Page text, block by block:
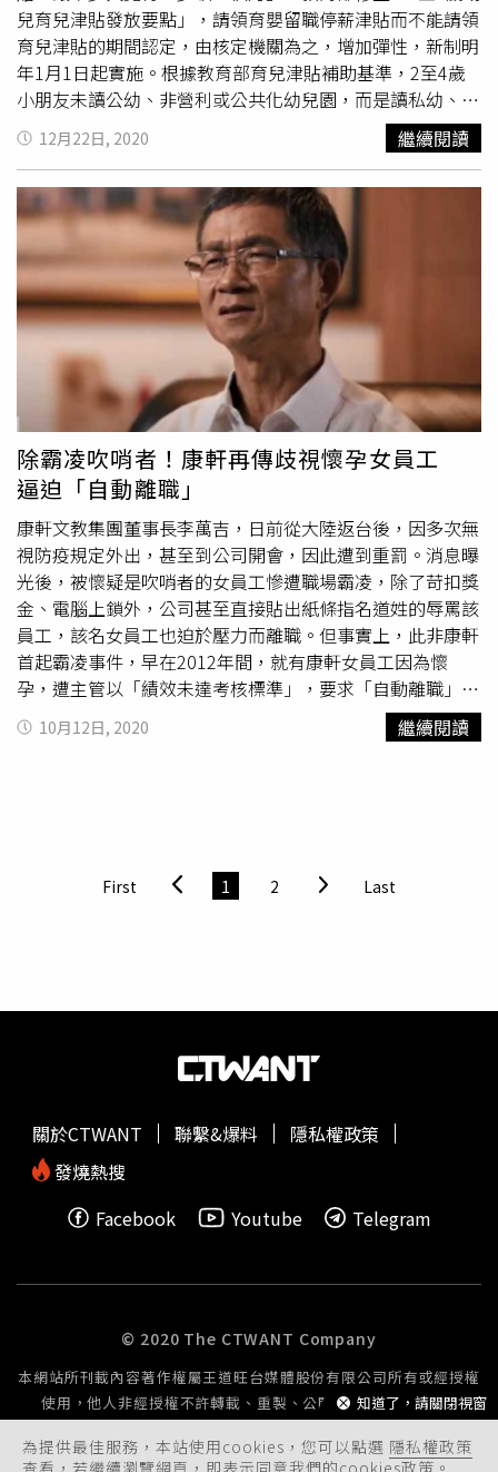
貼」，給予雙薪家庭夫妻多一種選擇，藉此舒緩育嬰壓力，
讓政府照顧雙薪家庭的美意不再打折扣。
兒育兒津貼發放要點」，請領育嬰留職停薪津貼而不能請領
育兒津貼的期間認定，由核定機關為之，增加彈性，新制明
年1月1日起實施。根據教育部育兒津貼補助基準，2至4歲
小朋友未讀公幼、非營利或公共化幼兒園，而是讀私幼、父
母自己帶或請保母帶，政府每月給予2500元育兒津貼。同
時，幼兒父、母或監護人於領取照顧該名幼兒之育嬰留職停
問題，2至4歲育兒津貼以月為核算單位，實務上民眾請領津
貼當月如有一天領取育嬰留職停薪津貼，即無法同時領取育
兒津貼，例如，民眾依規定申請最長合計6個月之育嬰留職
停薪津貼(如4月至9月)，若實際領取區間為4月9日至10月9
日，則4月至10月（計7個月）均無法領取育兒津貼，可說
少領了1個月2500元的津貼。教育部因此修正「2至4歲幼兒
育兒津貼發放要點」，明定因請領育嬰留職停薪津貼致不得
請領育兒津貼之期間以不超過6個月為限，且考量育嬰津貼
可一次、分次或追溯請領，其申領樣態多元，由核定機關
（指鄉鎮市區公所）視個案認定之。此外，為簡政便民，教
育部2至4歲育兒津貼自明年1月起增加線上申辦功能，提供
民眾多元申請方式。民眾除了原先的郵寄、親送外，還可至
教育部指定的資訊網站採網路線上申辦方式，向幼兒戶籍地
之核定機關提出。
12月22日, 2020 繼續閱讀
除霸凌吹哨者！康軒再傳歧視懷孕女員工
逼迫「自動離職」
康軒文教集團董事長李萬吉，日前從大陸返台後，因多次無
視防疫規定外出，甚至到公司開會，因此遭到重罰。消息曝
光後，被懷疑是吹哨者的女員工慘遭職場霸凌，除了苛扣獎
金、電腦上鎖外，公司甚至直接貼出紙條指名道姓的辱罵該
員工，該名女員工也迫於壓力而離職。但事實上，此非康軒
首起霸凌事件，早在2012年間，就有康軒女員工因為懷
孕，遭主管以「績效未達考核標準」，要求「自動離職」。
根據判決書指出，一名陳姓女員工自2010年任職於康軒文
教集團，她在懷孕三個月時主動向主管通報，即便是在懷孕
女被醫生診斷出有早產跡象，為此，陳女提出產假申請，卻
遭主管駁回，或是同意她休產假，但產假結束後要回來辦理
他們要求陳女一定要選擇「自動離職」或「資遣」，否則不
倒，緊急被送往耕莘醫院急救，後來又因併發癲癇，轉送往
萬芳醫院進行緊急剖腹生產。除此之外，陳女也併發產後憂
與她解除雇傭關係，但她認為，當時所簽署的文件都是遭到
脅迫而簽署，並不符合離職流程，因此對康軒提出訴訟，要
等費用。康軒則回應，陳女在職期間表現不佳，透過主
而當時主管也表明，陳女所簽署的是「會議記錄」，而非
「自願離職」的文件。因此法院判決陳女與康軒之間的雇傭
關係存在，康軒必須支付陳女41萬元，其中包含欠薪、育嬰
留職停薪津貼、損害賠償，且自陳女復職日止，康軒需按月
於次月5日前，給付陳女3萬0966元，並按月提繳1908元，
存於勞工保險局設立之陳女退休金個人專戶。
10月12日, 2020 繼續閱讀
First 1 2 Last
為提供最佳服務，本站使用cookies，您可以點選 隱私權政策
查看，若繼續瀏覽網頁，即表示同意我們的cookies政策。
知道了，請關閉視窗
關於CTWANT 聯繫&爆料
隱私權政策
發燒熱搜
Facebook
Youtube Telegram
© 2020 The CTWANT Company
本網站所刊載內容著作權屬王道旺台媒體股份有限公司所有或經授權
使用，他人非經授權不許轉載、重製、公開播送或公開傳輸。